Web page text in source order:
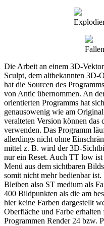
Die Arbeit an einem 3D-
Sculpt, dem altbekannten
hat die Sourcen des
von Antic übernommen. An
orientierten Programms hat
genausowenig wie am
veralteten Version können das
verwenden. Das Programm
allerdings nicht ohne
mittel z. B. wird der 3D-
nur ein Reset. Auch TT low
Menü aus dem sichtbaren
somit nicht mehr bedienbar
Bleiben also ST medium als
400 Bildpunkten als die am
hier keine Farben dargestellt
Oberfläche und Farbe
Programmen Render 24 bzw.